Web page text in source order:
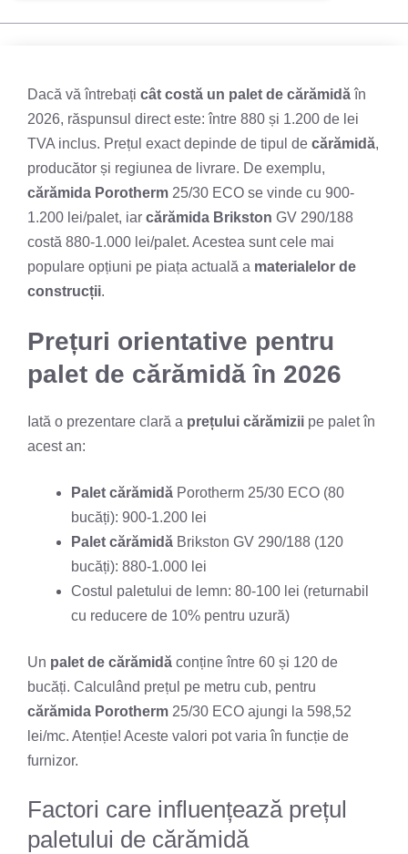
Dacă vă întrebați cât costă un palet de cărămidăîn
2026, răspunsul direct este: între 880 și 1.200 de lei
TVA inclus. Prețul exact depinde de tipul de cărămidă,
producător și regiunea de livrare. De exemplu,
cărămida Porotherm 25/30 ECO se vinde cu 900-
1.200 lei/palet, iar cărămida Brikston GV 290/188
costă 880-1.000 lei/palet. Acestea sunt cele mai
populare opțiuni pe piața actuală a materialelor de
construcții.
Prețuri orientative pentru
palet de cărămidă în 2026
Iată o prezentare clară a prețului cărămizii pe palet în
acest an:
Palet cărămidă Porotherm 25/30 ECO (80
bucăți): 900-1.200 lei
Palet cărămidă Brikston GV 290/188 (120
bucăți): 880-1.000 lei
Costul paletului de lemn: 80-100 lei (returnabil
cu reducere de 10% pentru uzură)
Un palet de cărămidă conține între 60 și 120 de
bucăți. Calculând prețul pe metru cub, pentru
cărămida Porotherm 25/30 ECO ajungi la 598,52
lei/mc. Atenție! Aceste valori pot varia în funcție de
furnizor.
Factori care influențează prețul
paletului de cărămidă